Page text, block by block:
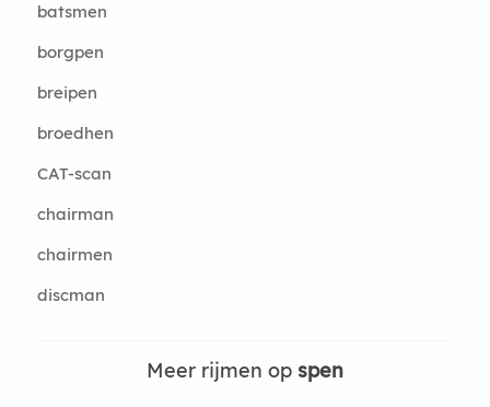
batsmen
borgpen
breipen
broedhen
CAT-scan
chairman
chairmen
discman
Meer rijmen op spen